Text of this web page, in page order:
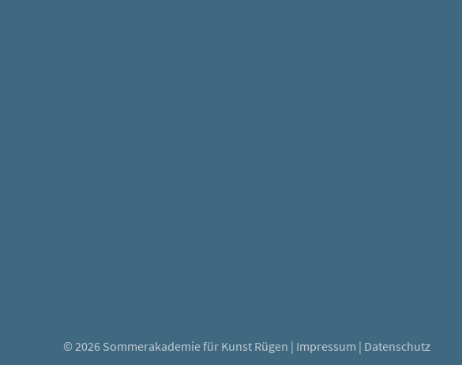
© 2026 Sommerakademie für Kunst Rügen | Impressum | Datenschutz